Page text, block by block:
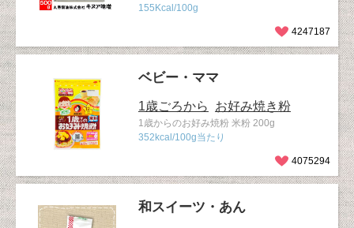
155Kcal/100g
4247187
ベビー・ママ
1歳ごろから お好み焼き粉
1歳からのお好み焼粉 米粉 200g
352kcal/100g当たり
4075294
和スイーツ・あん